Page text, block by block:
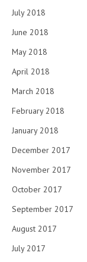
July 2018
June 2018
May 2018
April 2018
March 2018
February 2018
January 2018
December 2017
November 2017
October 2017
September 2017
August 2017
July 2017